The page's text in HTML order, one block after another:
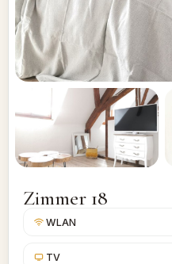
Zimmer 18
WLAN
TV